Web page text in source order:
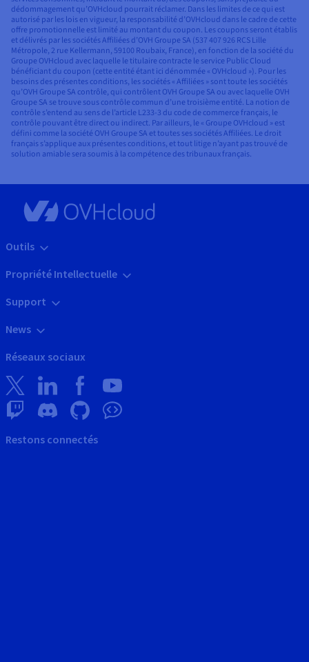
dédommagement qu’OVHcloud pourrait réclamer. Dans les limites de ce qui est
autorisé par les lois en vigueur, la responsabilité d’OVHcloud dans le cadre de cette
offre promotionnelle est limité au montant du coupon. Les coupons seront établis
et délivrés par les sociétés Affiliées d’OVH Groupe SA (537 407 926 RCS Lille
Métropole, 2 rue Kellermann, 59100 Roubaix, France), en fonction de la société du
Groupe OVHcloud avec laquelle le titulaire contracte le service Public Cloud
bénéficiant du coupon (cette entité étant ici dénommée « OVHcloud »). Pour les
besoins des présentes conditions, les sociétés « Affiliées » sont toute les sociétés
qu’OVH Groupe SA contrôle, qui contrôlent OVH Groupe SA ou avec laquelle OVH
Groupe SA se trouve sous contrôle commun d’une troisième entité. La notion de
contrôle s’entend au sens de l’article L233-3 du code de commerce français, le
contrôle pouvant être direct ou indirect. Par ailleurs, le « Groupe OVHcloud » est
défini comme la société OVH Groupe SA et toutes ses sociétés Affiliées. Le droit
français s’applique aux présentes conditions, et tout litige n’ayant pas trouvé de
solution amiable sera soumis à la compétence des tribunaux français.
Outils
Propriété Intellectuelle
Support
News
Réseaux sociaux
Restons connectés